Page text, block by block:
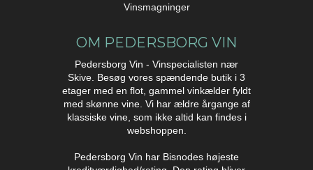
Vinsmagninger
OM PEDERSBORG VIN
Pedersborg Vin - Vinspecialisten nær
Skive. Besøg vores spændende butik i 3
etager med en flot, gammel vinkælder fyldt
med skønne vine. Vi har ældre årgange af
klassiske vine, som ikke altid kan findes i
webshoppen.
Pedersborg Vin har Bisnodes højeste